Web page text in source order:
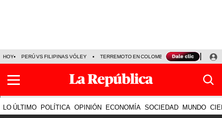
HOY PERÚ VS FILIPINAS VÓLEY TERREMOTO EN COLOMBIA EN VIVO
LO ÚLTIMO POLÍTICA OPINIÓN ECONOMÍA SOCIEDAD MUNDO